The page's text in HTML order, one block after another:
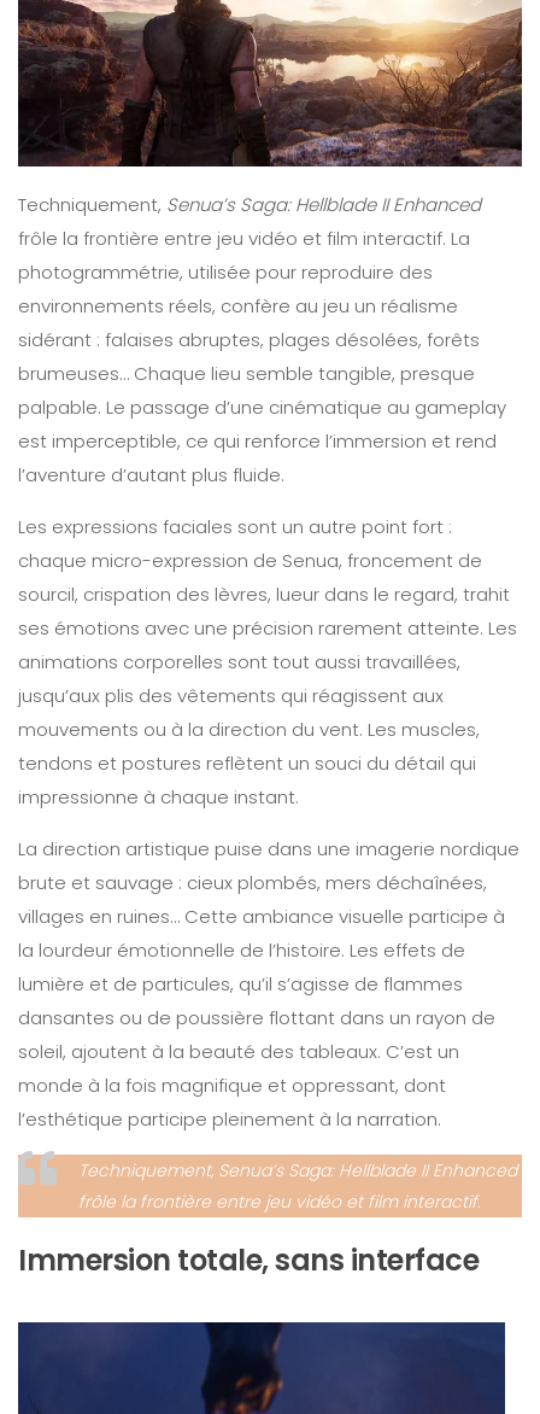
Techniquement, Senua’s Saga: Hellblade II Enhanced
frôle la frontière entre jeu vidéo et film interactif. La
photogrammétrie, utilisée pour reproduire des
environnements réels, confère au jeu un réalisme
sidérant : falaises abruptes, plages désolées, forêts
brumeuses… Chaque lieu semble tangible, presque
palpable. Le passage d’une cinématique au gameplay
est imperceptible, ce qui renforce l’immersion et rend
l’aventure d’autant plus fluide.
Les expressions faciales sont un autre point fort :
chaque micro-expression de Senua, froncement de
sourcil, crispation des lèvres, lueur dans le regard, trahit
ses émotions avec une précision rarement atteinte. Les
animations corporelles sont tout aussi travaillées,
jusqu’aux plis des vêtements qui réagissent aux
mouvements ou à la direction du vent. Les muscles,
tendons et postures reflètent un souci du détail qui
impressionne à chaque instant.
La direction artistique puise dans une imagerie nordique
brute et sauvage : cieux plombés, mers déchaînées,
villages en ruines… Cette ambiance visuelle participe à
la lourdeur émotionnelle de l’histoire. Les effets de
lumière et de particules, qu’il s’agisse de flammes
dansantes ou de poussière flottant dans un rayon de
soleil, ajoutent à la beauté des tableaux. C’est un
monde à la fois magnifique et oppressant, dont
l’esthétique participe pleinement à la narration.
Techniquement, Senua’s Saga: Hellblade II Enhanced
frôle la frontière entre jeu vidéo et film interactif.
Immersion totale, sans interface